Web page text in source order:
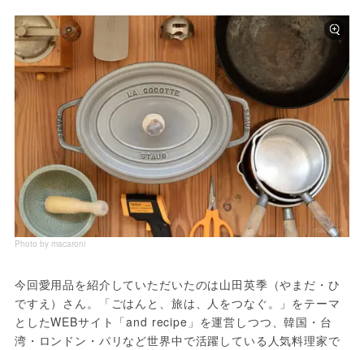
Photo by macaroni
今回愛用品を紹介していただいたのは山田英季（やまだ・ひ
ですえ）さん。「ごはんと、旅は、人をつなぐ。」をテーマ
としたWEBサイト「and recipe」を運営しつつ、韓国・台
湾・ロンドン・パリなど世界中で活躍している人気料理家で